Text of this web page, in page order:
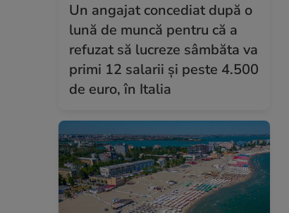
Un angajat concediat după o
lună de muncă pentru că a
refuzat să lucreze sâmbăta va
primi 12 salarii și peste 4.500
de euro, în Italia